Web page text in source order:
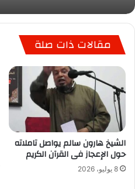
مقالات ذات صلة
الشيخ هارون سالم يواصل تاملاته
حول الإعجاز فى القرآن الكريم
8 يوليو، 2026